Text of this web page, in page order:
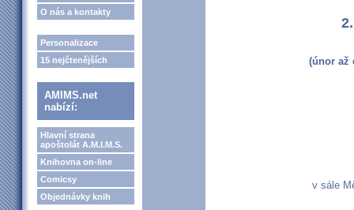
O nás a kontakty
Personalizace
15 nejčtenějších
AMIMS.net
nabízí:
Hlavní strana
apoštolát A.M.I.M.S.
Knihovna on-line
Comicsy
Objednávky knih
(únor až
v sále